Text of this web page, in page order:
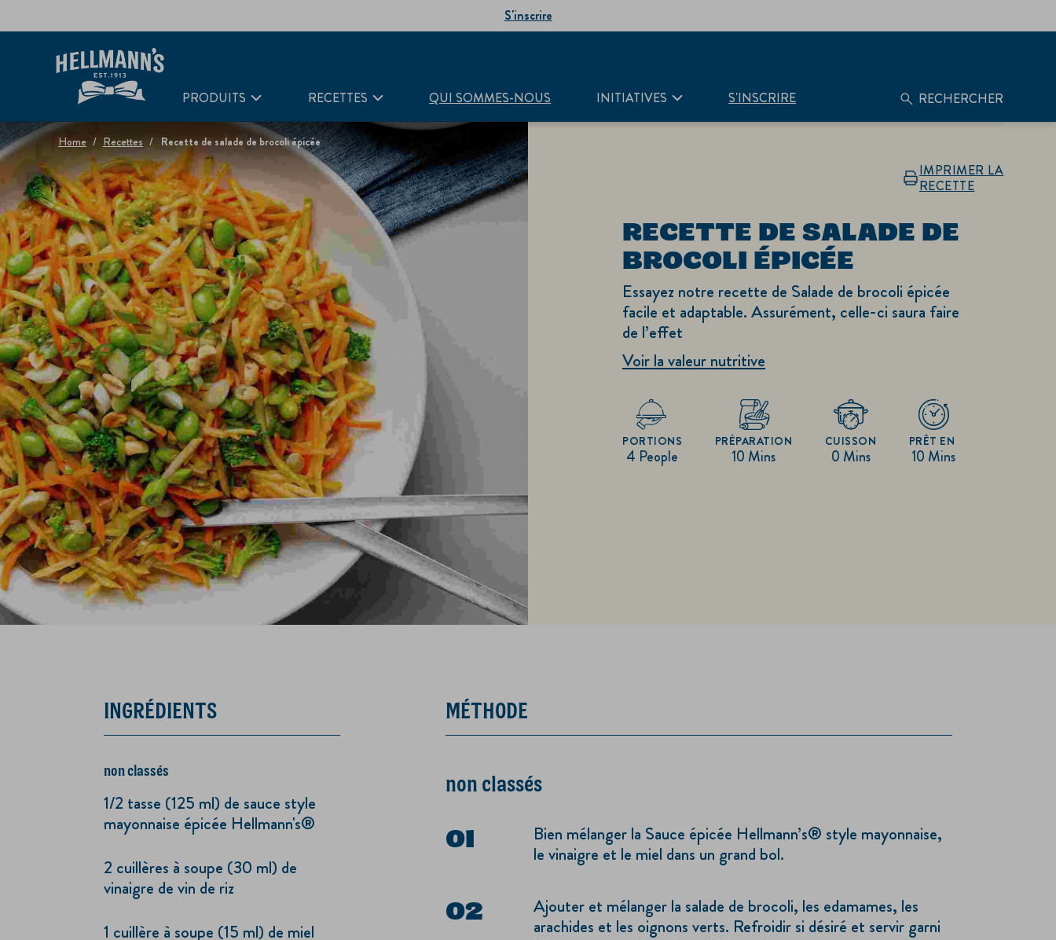
S'inscrire
PRODUITS RECETTES QUI SOMMES-NOUS INITIATIVES S'INSCRIRE RECHERCHER
Home Recettes Recette de salade de brocoli épicée
IMPRIMER LA
RECETTE
RECETTE DE SALADE DE
BROCOLI ÉPICÉE
Essayez notre recette de Salade de brocoli épicée
facile et adaptable. Assurément, celle-ci saura faire
de l’effet
Voir la valeur nutritive
4 People
PORTIONS
10 Mins
PRÉPARATION
0 Mins
CUISSON
10 Mins
PRÊT EN
INGRÉDIENTS
non classés
1/2 tasse (125 ml) de sauce style
mayonnaise épicée Hellmann's®
2 cuillères à soupe (30 ml) de
vinaigre de vin de riz
1 cuillère à soupe (15 ml) de miel
MÉTHODE
non classés
Bien mélanger la Sauce épicée Hellmann’s® style mayonnaise,
le vinaigre et le miel dans un grand bol.
Ajouter et mélanger la salade de brocoli, les edamames, les
arachides et les oignons verts. Refroidir si désiré et servir garni